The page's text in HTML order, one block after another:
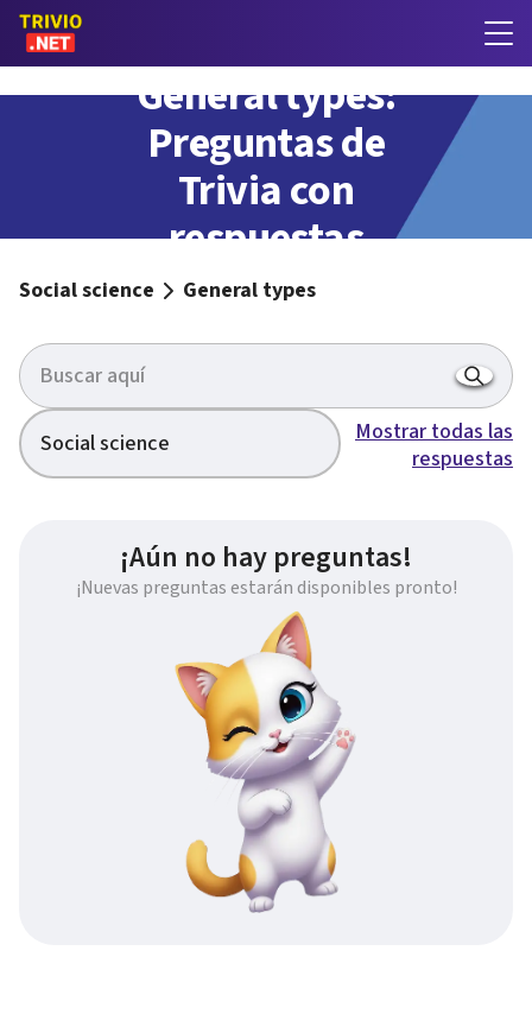
General types:
Preguntas de
Trivia con
respuestas
Social science General types
Social science
Mostrar todas las
respuestas
¡Aún no hay preguntas!
¡Nuevas preguntas estarán disponibles pronto!